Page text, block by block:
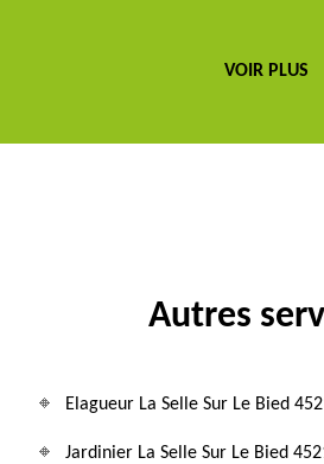
VOIR PLUS
Autres
Elagueur La Selle Sur Le Bied
Jardinier La Selle Sur Le Bied